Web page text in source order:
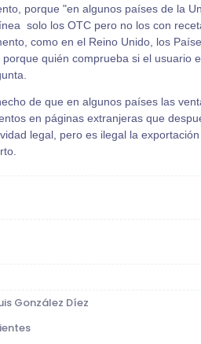
porque "en algunos países de la
solo los OTC pero no los con
como en el Reino Unido, los
quién comprueba si el usuario
de que en algunos países las
en páginas extranjeras que
legal, pero es ilegal la
González Díez